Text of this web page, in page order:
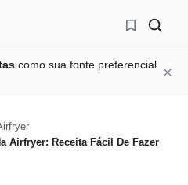
como sua fonte preferencial
Airfryer: Receita Fácil De Fazer